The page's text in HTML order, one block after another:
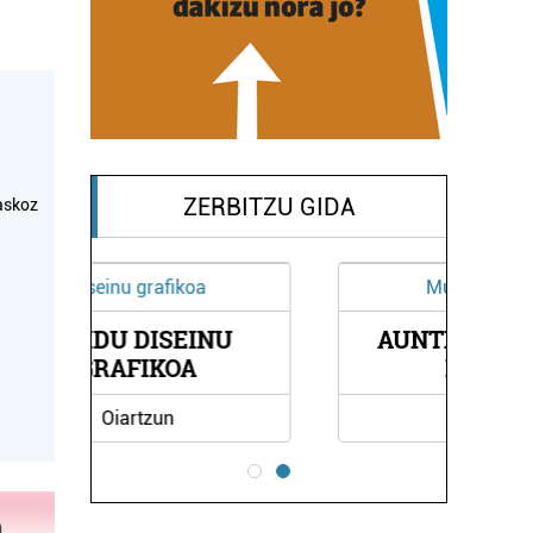
ZERBITZU GIDA
Musika eskolak
AUNTXA TRIKITIXA